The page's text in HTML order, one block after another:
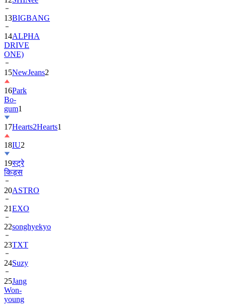
14ALPHA
DRIVE
ONE)
15NewJeans
16Park
Bo-
gum1
17Hearts2Hearts
18IU2
19स्ट्रे
किड्स
20ASTRO
21EXO
22songhyekyo
23TXT
24Suzy
25Jang
Won-
young
26Girls'